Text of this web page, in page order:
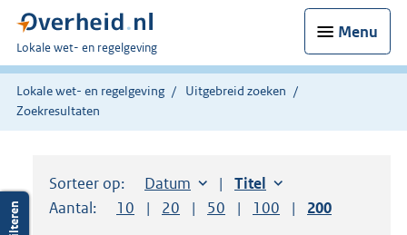
Menu
U
bent
hier:
Lokale wet- en regelgeving
Lokale wet- en regelgeving
Uitgebreid zoeken
Zoekresultaten
Sorteer op: Sorteer op:
Datum aflopendSorteer op:
Titel oplopend
Aantal:
Toon
10 resultaten per pagina
Toon
20 resultaten per pagina
Toon
50 resultaten per pagina
Toon
100 resultaten per
Toon
200